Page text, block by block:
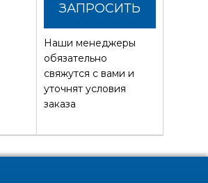
ЗАПРОСИТЬ
СТОИМОСТЬ
Наши менеджеры
обязательно
свяжутся с вами и
уточнят условия
заказа